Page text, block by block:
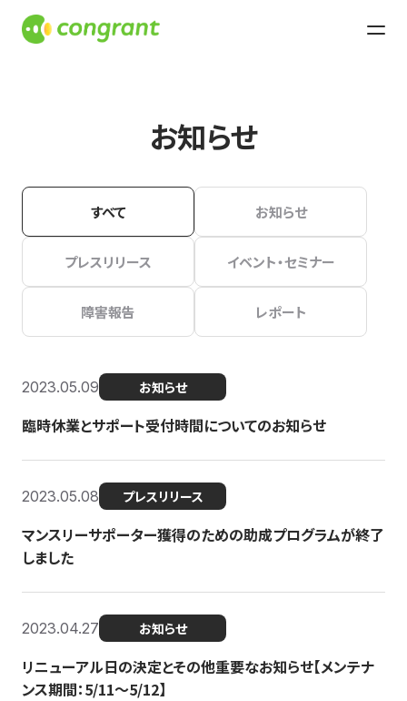
お知らせ
すべて お知らせ
プレスリリース イベント・セミナー
障害報告 レポート
2023.05.09 お知らせ
臨時休業とサポート受付時間についてのお知らせ
2023.05.08 プレスリリース
マンスリーサポーター獲得のための助成プログラムが終了
しました
2023.04.27 お知らせ
リニューアル日の決定とその他重要なお知らせ【メンテナ
ンス期間：5/11～5/12】